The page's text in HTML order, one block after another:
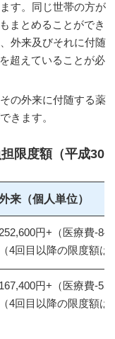
す。同じ世帯の方が
まとめることができ
外来及びそれに付随
超えていることが必
の外来に付随する薬
きます。
限度額（平成30
来（個人単位）
252,600円+（医療費-
（4回目以降の限度額は
167,400円+（医療費-
（4回目以降の限度額は